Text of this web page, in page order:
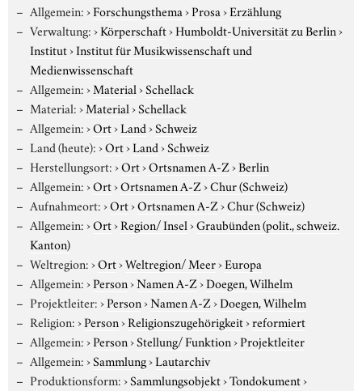
Allgemein:›Forschungsthema›Prosa›Erzählung
Verwaltung:›Körperschaft›Humboldt-Universität zu Berlin›
Institut›Institut für Musikwissenschaft und
Medienwissenschaft
Allgemein:›Material›Schellack
Material:›Material›Schellack
Allgemein:›Ort›Land›Schweiz
Land (heute):›Ort›Land›Schweiz
Herstellungsort:›Ort›Ortsnamen A-Z›Berlin
Allgemein:›Ort›Ortsnamen A-Z›Chur (Schweiz)
Aufnahmeort:›Ort›Ortsnamen A-Z›Chur (Schweiz)
Allgemein:›Ort›Region/ Insel›Graubünden (polit., schweiz.
Kanton)
Weltregion:›Ort›Weltregion/ Meer›Europa
Allgemein:›Person›Namen A-Z›Doegen, Wilhelm
Projektleiter:›Person›Namen A-Z›Doegen, Wilhelm
Religion:›Person›Religionszugehörigkeit›reformiert
Allgemein:›Person›Stellung/ Funktion›Projektleiter
Allgemein:›Sammlung›Lautarchiv
Produktionsform:›Sammlungsobjekt›Tondokument›